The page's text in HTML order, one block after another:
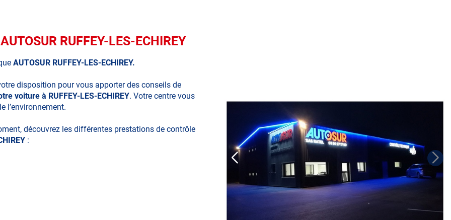
RUFFEY-LES-ECHIREY
AUTOSUR RUFFEY-LES-ECHIREY.
disposition pour vous apporter des conseils de
voiture à RUFFEY-LES-ECHIREY. Votre centre vous
l’environnement.
découvrez les différentes prestations de contrôle
: